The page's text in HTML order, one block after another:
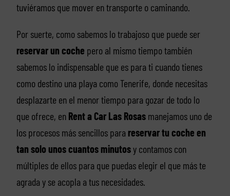
tuviéramos que mover en transporte o caminando.
Por suerte, como sabemos lo trabajoso que puede ser
reservar un coche pero al mismo tiempo también
sabemos lo indispensable que es para ti cuando tienes
como destino una playa como Tenerife, donde necesitas
desplazarte en el menor tiempo para gozar de todo lo
que ofrece, enRent a Car Las Rosasmanejamos uno de
los procesos más sencillos para reservar tu coche en
tan solo unos cuantos minutosy contamos con
múltiples de ellos para que puedas elegir el que más te
agrada y se acopla a tus necesidades.